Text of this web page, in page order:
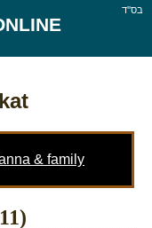
בס''ד
& family